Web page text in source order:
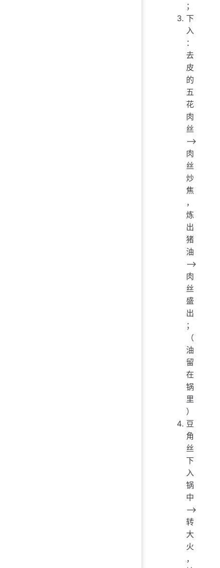
；
下
入
：
去
皮
的
五
花
肉
丝
——>
肉
丝
炒
焦
，
炼
出
猪
油
——>
肉
丝
盛
出
；
（
油
留
在
锅
里
）
豆
角
丝
下
入
锅
中
——>
转
大
火
，